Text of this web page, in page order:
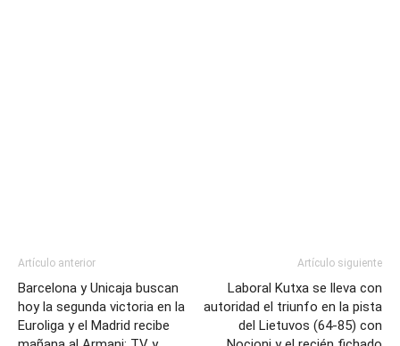
Artículo anterior
Barcelona y Unicaja buscan
hoy la segunda victoria en la
Euroliga y el Madrid recibe
Artículo siguiente
Laboral Kutxa se lleva con
autoridad el triunfo en la pista
del Lietuvos (64-85) con